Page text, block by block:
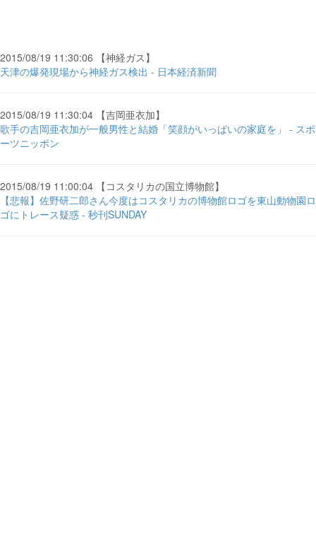
2015/08/19 11:30:06 【神経ガス】
天津の爆発現場から神経ガス検出 - 日本経済新聞
2015/08/19 11:30:04 【吉岡亜衣加】
歌手の吉岡亜衣加が一般男性と結婚「笑顔がいっぱいの家庭を」 - スポ
ーツニッポン
2015/08/19 11:00:04 【コスタリカの国立博物館】
【悲報】佐野研二郎さん今度はコスタリカの博物館ロゴを東山動物園ロ
ゴにトレース疑惑 - 秒刊SUNDAY